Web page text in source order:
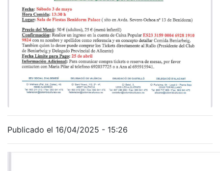
Publicado el 16/04/2025 - 15:26